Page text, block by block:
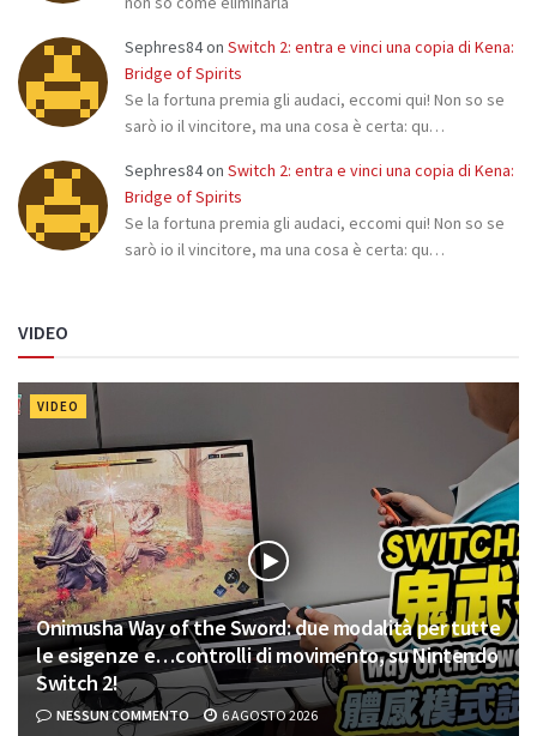
Sephres84on Switch 2: entra e vinci una copia di Kena:
Bridge of Spirits
Se la fortuna premia gli audaci, eccomi qui! Non so se
sarò io il vincitore, ma una cosa è certa: qu…
Sephres84on Switch 2: entra e vinci una copia di Kena:
Bridge of Spirits
Se la fortuna premia gli audaci, eccomi qui! Non so se
sarò io il vincitore, ma una cosa è certa: qu…
VIDEO
VIDEO
Onimusha Way of the Sword: due modalità per tutte
le esigenze e…controlli di movimento, su Nintendo
Switch 2!
NESSUN COMMENTO 6 AGOSTO 2026